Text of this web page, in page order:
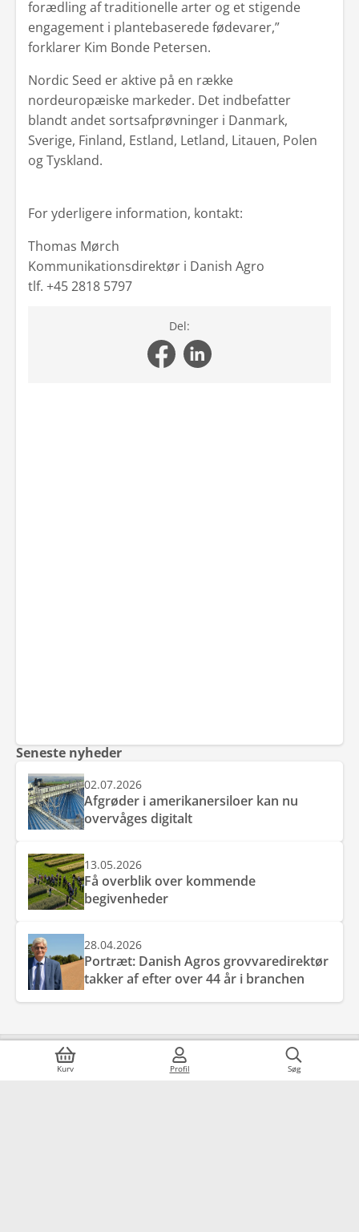
Kurv Profil Søg
forædling af traditionelle arter og et stigende
engagement i plantebaserede fødevarer,”
forklarer Kim Bonde Petersen.
Nordic Seed er aktive på en række
nordeuropæiske markeder. Det indbefatter
blandt andet sortsafprøvninger i Danmark,
Sverige, Finland, Estland, Letland, Litauen, Polen
og Tyskland.
For yderligere information, kontakt:
Thomas Mørch
Kommunikationsdirektør i Danish Agro
tlf. +45 2818 5797
Del:
Seneste nyheder
02.07.2026
Afgrøder i amerikanersiloer kan nu
overvåges digitalt
13.05.2026
Få overblik over kommende
begivenheder
28.04.2026
Portræt: Danish Agros grovvaredirektør
takker af efter over 44 år i branchen
Kundeservice